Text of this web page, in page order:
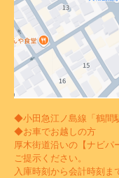
◆小田急江ノ島線「鶴間
◆お車でお越しの方
厚木街道沿いの【ナビパ
ご提示ください。
入庫時刻から会計時刻ま